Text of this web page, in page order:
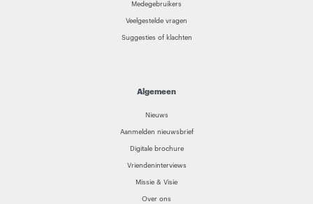
Medegebruikers
Veelgestelde vragen
Suggesties of klachten
Algemeen
Nieuws
Aanmelden nieuwsbrief
Digitale brochure
Vriendeninterviews
Missie & Visie
Over ons